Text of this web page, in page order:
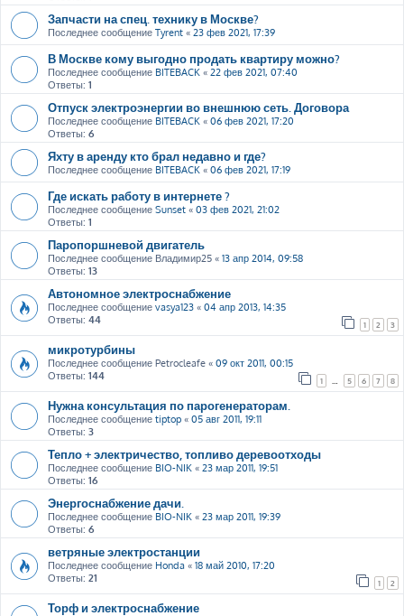
Запчасти на спец. технику в Москве?
Последнее сообщение Tyrent « 23 фев 2021, 17:39
В Москве кому выгодно продать квартиру можно?
Последнее сообщение BITEBACK « 22 фев 2021, 07:40
Ответы: 1
Отпуск электроэнергии во внешнюю сеть. Договора
Последнее сообщение BITEBACK « 06 фев 2021, 17:20
Ответы: 6
Яхту в аренду кто брал недавно и где?
Последнее сообщение BITEBACK « 06 фев 2021, 17:19
Где искать работу в интернете ?
Последнее сообщение Sunset « 03 фев 2021, 21:02
Ответы: 1
Паропоршневой двигатель
Последнее сообщение Владимир25 « 13 апр 2014, 09:58
Ответы: 13
Автономное электроснабжение
Последнее сообщение vasya123 « 04 апр 2013, 14:35
Ответы: 44 1 2 3
микротурбины
Последнее сообщение Petrocleafe « 09 окт 2011, 00:15
Ответы: 144 1 5 6 7 8
Нужна консультация по парогенераторам.
Последнее сообщение tiptop « 05 авг 2011, 19:11
Ответы: 3
Тепло + электричество, топливо деревоотходы
Последнее сообщение BIO-NIK « 23 мар 2011, 19:51
Ответы: 16
Энергоснабжение дачи.
Последнее сообщение BIO-NIK « 23 мар 2011, 19:39
Ответы: 6
ветряные электростанции
Последнее сообщение Honda « 18 май 2010, 17:20
Ответы: 21 1 2
Торф и электроснабжение